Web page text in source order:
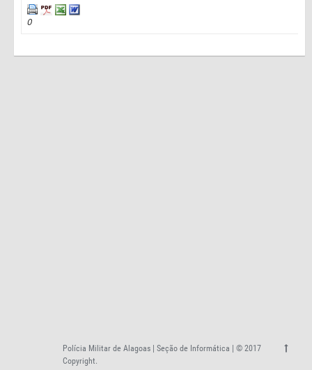
0
Polícia Militar de Alagoas | Seção de Informática | © 2017
Copyright.